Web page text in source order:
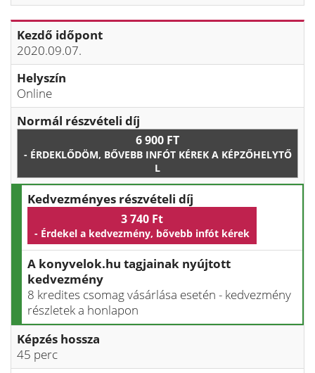
Kezdő időpont
2020.09.07.
Helyszín
Online
Normál részvételi díj
6 900 FT
- ÉRDEKLŐDÖM, BŐVEBB INFÓT KÉREK A KÉPZŐHELYTŐ
L
Kedvezményes részvételi díj
3 740 Ft
- Érdekel a kedvezmény, bővebb infót kérek
A konyvelok.hu tagjainak nyújtott
kedvezmény
8 kredites csomag vásárlása esetén - kedvezmény
részletek a honlapon
Képzés hossza
45 perc